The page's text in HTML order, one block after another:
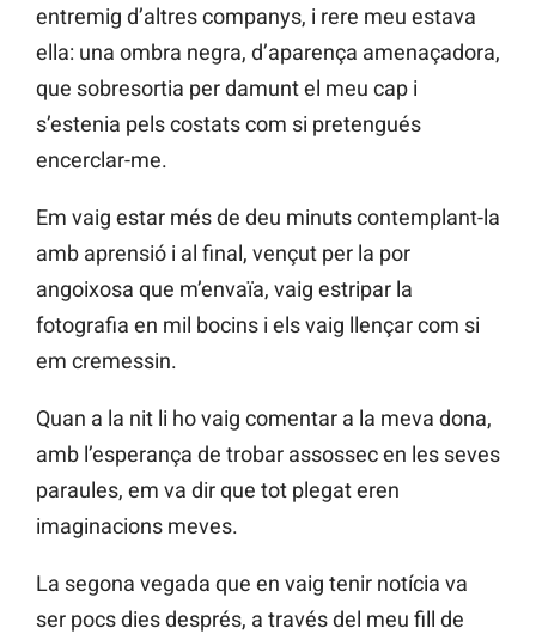
entremig d’altres companys, i rere meu estava
ella: una ombra negra, d’aparença amenaçadora,
que sobresortia per damunt el meu cap i
s’estenia pels costats com si pretengués
encerclar-me.
Em vaig estar més de deu minuts contemplant-la
amb aprensió i al final, vençut per la por
angoixosa que m’envaïa, vaig estripar la
fotografia en mil bocins i els vaig llençar com si
em cremessin.
Quan a la nit li ho vaig comentar a la meva dona,
amb l’esperança de trobar assossec en les seves
paraules, em va dir que tot plegat eren
imaginacions meves.
La segona vegada que en vaig tenir notícia va
ser pocs dies després, a través del meu fill de